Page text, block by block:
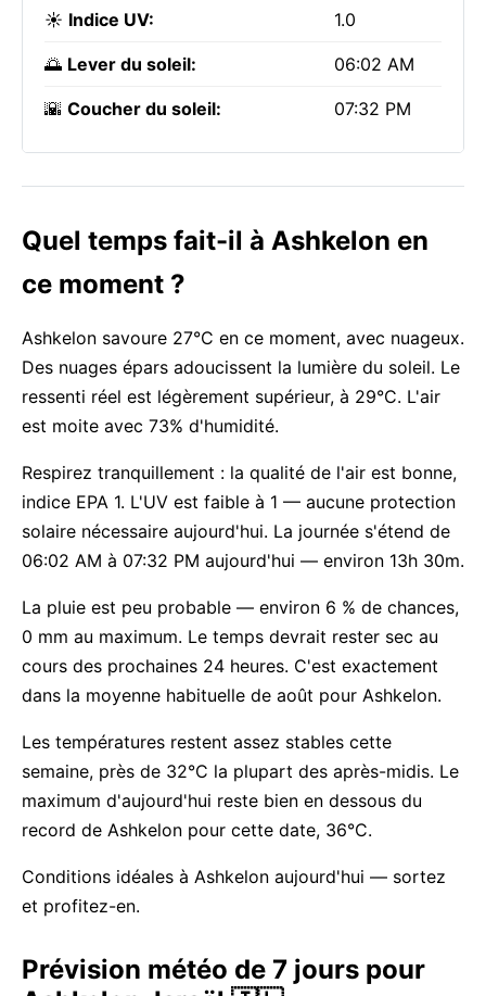
☀️ Indice UV: 1.0
🌅 Lever du soleil: 06:02 AM
🌇 Coucher du soleil: 07:32 PM
Quel temps fait-il à Ashkelon en
ce moment ?
Ashkelon savoure 27°C en ce moment, avec nuageux.
Des nuages épars adoucissent la lumière du soleil. Le
ressenti réel est légèrement supérieur, à 29°C. L'air
est moite avec 73% d'humidité.
Respirez tranquillement : la qualité de l'air est bonne,
indice EPA 1. L'UV est faible à 1 — aucune protection
solaire nécessaire aujourd'hui. La journée s'étend de
06:02 AM à 07:32 PM aujourd'hui — environ 13h 30m.
La pluie est peu probable — environ 6 % de chances,
0 mm au maximum. Le temps devrait rester sec au
cours des prochaines 24 heures. C'est exactement
dans la moyenne habituelle de août pour Ashkelon.
Les températures restent assez stables cette
semaine, près de 32°C la plupart des après-midis. Le
maximum d'aujourd'hui reste bien en dessous du
record de Ashkelon pour cette date, 36°C.
Conditions idéales à Ashkelon aujourd'hui — sortez
et profitez-en.
Prévision météo de 7 jours pour